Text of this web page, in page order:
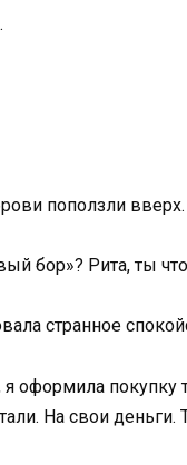
поползли вверх.
бор»? Рита, ты
странное
оформила покупку
На свои деньги.